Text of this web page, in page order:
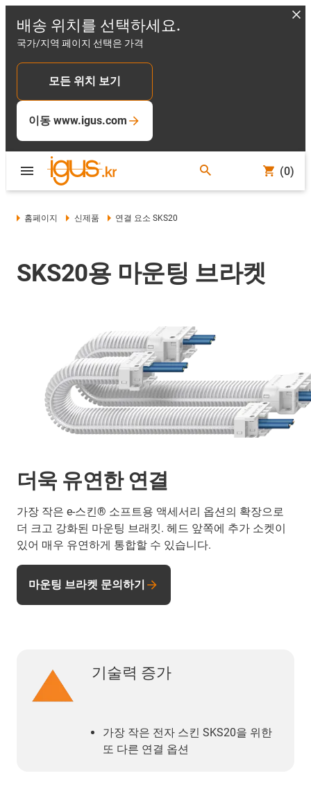
배송 위치를 선택하세요.
국가/지역 페이지 선택은 가격
모든 위치 보기
이동 www.igus.com
(0)
홈페이지 신제품 연결 요소 SKS20
SKS20용 마운팅 브라켓
더욱 유연한 연결
가장 작은 e-스킨® 소프트용 액세서리 옵션의 확장으로
더 크고 강화된 마운팅 브래킷. 헤드 앞쪽에 추가 소켓이
있어 매우 유연하게 통합할 수 있습니다.
마운팅 브라켓 문의하기
기술력 증가
가장 작은 전자 스킨 SKS20을 위한
또 다른 연결 옵션